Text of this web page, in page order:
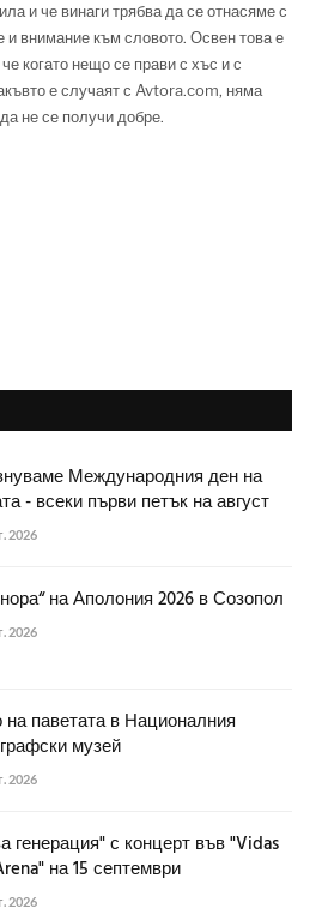
и че винаги трябва да се отнасяме с
и внимание към словото. Освен това е
когато нещо се прави с хъс и с
е случаят с Avtora.com, няма
не се получи добре.
Международния ден на
- всеки първи петък на август
2026
на Аполония 2026 в Созопол
2026
на паветата в Националния
музей
2026
генерация" с концерт във "Vidas
на 15 септември
2026